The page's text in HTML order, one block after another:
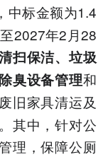
中标金额为1.4
2027年2月28
扫保洁、垃圾
臭设备管理和
旧家具清运及
其中，针对公
理，保障公厕